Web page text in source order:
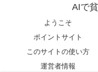
AIで
ようこそ
ポイントサイト
このサイトの使い方
運営者情報